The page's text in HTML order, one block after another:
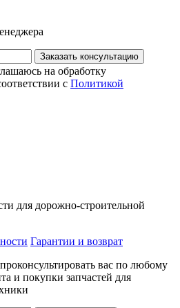
Заказать консультацию
на обработку
с Политикой
для дорожно-строительной
Гарантии и возврат
вас по любому
и покупки запчастей для